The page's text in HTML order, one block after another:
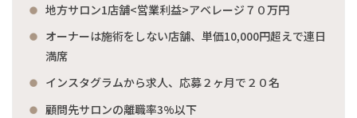
地方サロン1店舗<営業利益>アベレージ７０万円
オーナーは施術をしない店舗、単価10,000円超えで連日
満席
インスタグラムから求人、応募２ヶ月で２０名
顧問先サロンの離職率3%以下